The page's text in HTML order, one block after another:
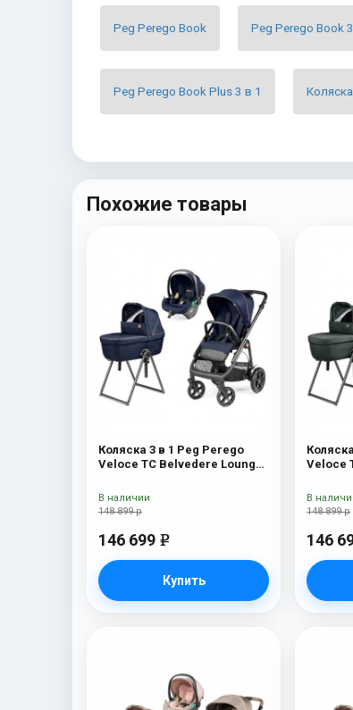
Peg Perego Book Peg Perego Book
Peg Perego Book Plus 3 в 1
Похожие товары
Коляска 3 в 1 Peg Perego
Veloce TC Belvedere Lounge
148 899 р
146 699 e
Купить
В наличии
Veloce
148 899 р
146
В